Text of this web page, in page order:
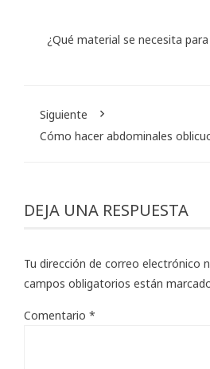
¿Qué material se necesita
Siguiente
Cómo hacer abdominales
DEJA UNA RESPUESTA
Tu dirección de correo electrónico
campos obligatorios están
Comentario *